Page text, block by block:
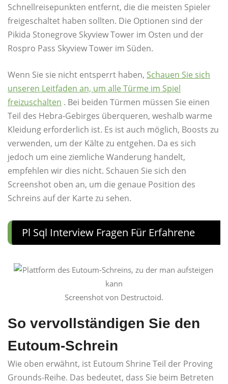
Schnellreisepunkten entfernt, die die meisten Spieler
freigeschaltet haben sollten. Die Optionen sind der
Pikida Stonegrove Skyview Tower im Osten und der
Rospro Pass Skyview Tower im Süden.
Wenn Sie sie nicht entsperrt haben, Schauen Sie sich
unseren Leitfaden an, um alle Türme im Spiel
freizuschalten . Bei beiden Türmen müssen Sie einen
Teil des Hebra-Gebirges überqueren, weshalb warme
Kleidung erforderlich ist. Es ist auch möglich, Boosts zu
verwenden, um der Kälte zu entgehen. Da es sich
jedoch um eine ziemliche Wanderung handelt,
empfehlen wir dies nicht. Schauen Sie sich den
Screenshot oben an, um die genaue Position des
Schreins auf der Karte zu sehen.
Pl Sql Interview Fragen Für Erfahrene
Screenshot von Destructoid.
So vervollständigen Sie den
Eutoum-Schrein
Wie oben erwähnt, ist Eutoum Shrine Teil der Proving
Grounds-Reihe. Das bedeutet, dass Sie beim Betreten